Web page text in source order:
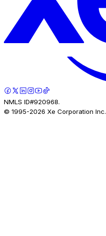
NMLS ID#920968.
© 1995-2026 Xe Corporation Inc.